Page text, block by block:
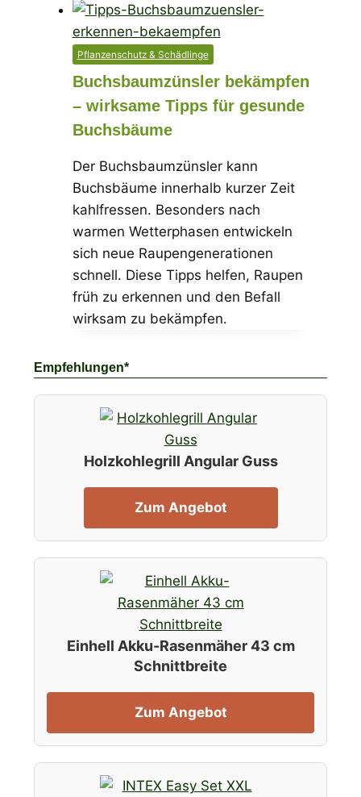
Pflanzenschutz & Schädlinge
Buchsbaumzünsler bekämpfen
– wirksame Tipps für gesunde
Buchsbäume
Der Buchsbaumzünsler kann
Buchsbäume innerhalb kurzer Zeit
kahlfressen. Besonders nach
warmen Wetterphasen entwickeln
sich neue Raupengenerationen
schnell. Diese Tipps helfen, Raupen
früh zu erkennen und den Befall
wirksam zu bekämpfen.
Empfehlungen*
Holzkohlegrill Angular Guss
Zum Angebot
Einhell Akku-Rasenmäher 43 cm
Schnittbreite
Zum Angebot